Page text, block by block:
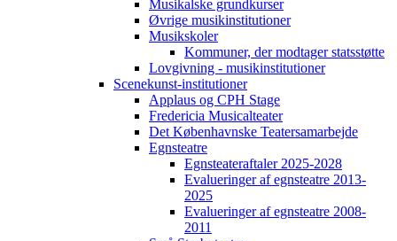
Musikalske grundkurser
Øvrige musikinstitutioner
Musikskoler
Kommuner, der modtager statsstøtte
Lovgivning - musikinstitutioner
Scenekunst-institutioner
Applaus og CPH Stage
Fredericia Musicalteater
Det Københavnske Teatersamarbejde
Egnsteatre
Egnsteateraftaler 2025-2028
Evalueringer af egnsteatre 2013-
2025
Evalueringer af egnsteatre 2008-
2011